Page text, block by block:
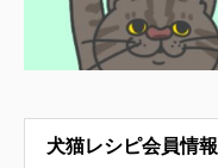
犬猫レシピ会員情報